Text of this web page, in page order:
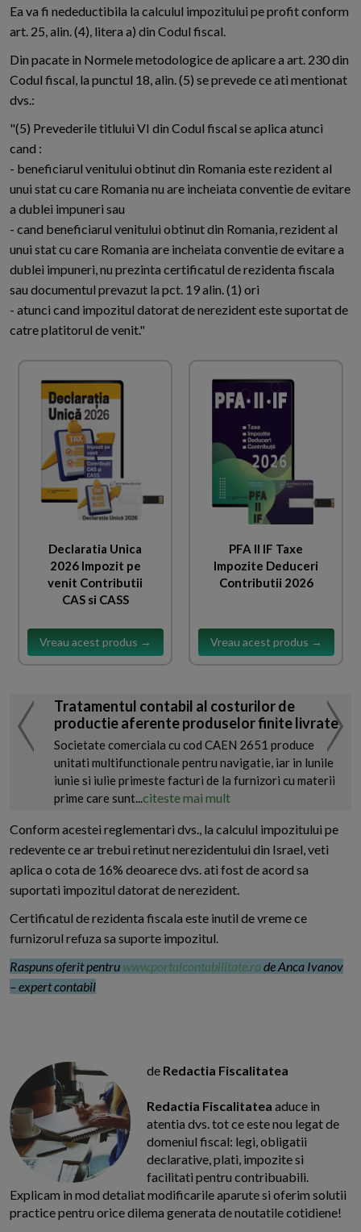
Ea va fi nedeductibila la calculul impozitului pe profit conform
art. 25, alin. (4), litera a) din Codul fiscal.
Din pacate in Normele metodologice de aplicare a art. 230 din
Codul fiscal, la punctul 18, alin. (5) se prevede ce ati mentionat
dvs.:
"(5) Prevederile titlului VI din Codul fiscal se aplica atunci
cand :
- beneficiarul venitului obtinut din Romania este rezident al
unui stat cu care Romania nu are incheiata conventie de evitare
a dublei impuneri sau
- cand beneficiarul venitului obtinut din Romania, rezident al
unui stat cu care Romania are incheiata conventie de evitare a
dublei impuneri, nu prezinta certificatul de rezidenta fiscala
sau documentul prevazut la pct. 19 alin. (1) ori
- atunci cand impozitul datorat de nerezident este suportat de
catre platitorul de venit."
Declaratia Unica
2026 Impozit pe
venit Contributii
CAS si CASS
Vreau acest produs →
PFA II IF Taxe
Impozite Deduceri
Contributii 2026
Vreau acest produs →
Tratamentul contabil al costurilor de
productie aferente produselor finite livrate
Societate comerciala cu cod CAEN 2651 produce
unitati multifunctionale pentru navigatie, iar in lunile
iunie si iulie primeste facturi de la furnizori cu materii
prime care sunt...citeste mai mult
Conform acestei reglementari dvs., la calculul impozitului pe
redevente ce ar trebui retinut nerezidentului din Israel, veti
aplica o cota de 16% deoarece dvs. ati fost de acord sa
suportati impozitul datorat de nerezident.
Certificatul de rezidenta fiscala este inutil de vreme ce
furnizorul refuza sa suporte impozitul.
Raspuns oferit pentru www.portalcontabilitate.rode Anca Ivanov
– expert contabil
de Redactia Fiscalitatea
Redactia Fiscalitatea aduce in
atentia dvs. tot ce este nou legat de
domeniul fiscal: legi, obligatii
declarative, plati, impozite si
facilitati pentru contribuabili.
Explicam in mod detaliat modificarile aparute si oferim solutii
practice pentru orice dilema generata de noutatile cotidiene!